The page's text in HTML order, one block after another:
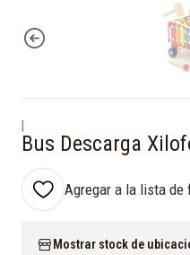
Bus Descarga
Agregar a la lista de
Mostrar stock de